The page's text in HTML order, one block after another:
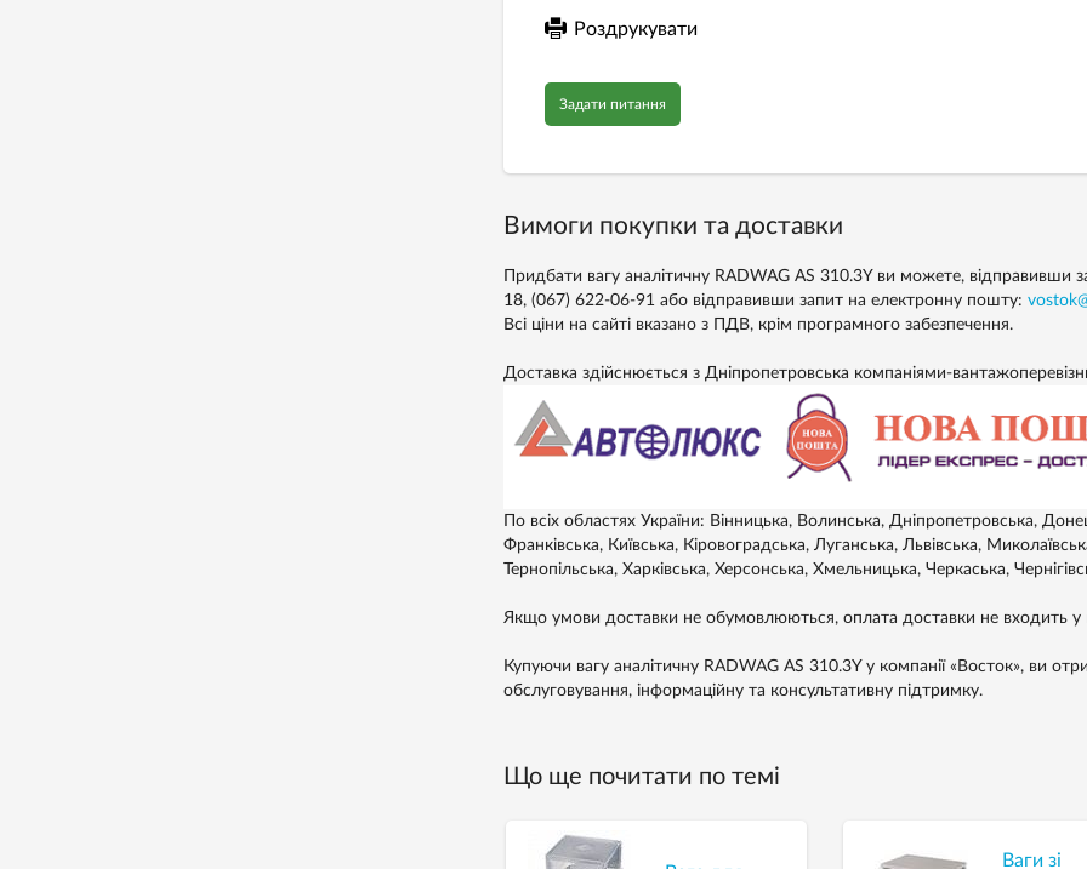
Роздрукувати
Задати питання
Вимоги покупки та доставки
Придбати вагу аналітичну RADWAG AS 310.3Y ви можете,
18, (067) 622-06-91 або відправивши запит на електронну пошту:
Всі ціни на сайті вказано з ПДВ, крім програмного забезпечення.
Доставка здійснюється з Дніпропетровська компаніями-
По всіх областях України: Вінницька, Волинська, Дніпропетровська,
Франківська, Київська, Кіровоградська, Луганська, Львівська,
Тернопільська, Харківська, Херсонська, Хмельницька, Черкаська,
Якщо умови доставки не обумовлюються, оплата доставки не входить у
Купуючи вагу аналітичну RADWAG AS 310.3Y у компанії «Восток», ви
обслуговування, інформаційну та консультативну підтримку.
Що ще почитати по темі
Ваги зі